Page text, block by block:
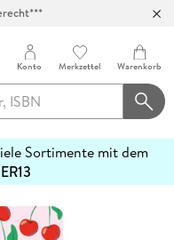
Konto Merkzettel Warenkorb
Sortimente mit dem